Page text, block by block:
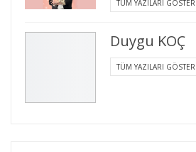
TÜM YAZILARI GÖSTER
Duygu KOÇ
TÜM YAZILARI GÖSTER